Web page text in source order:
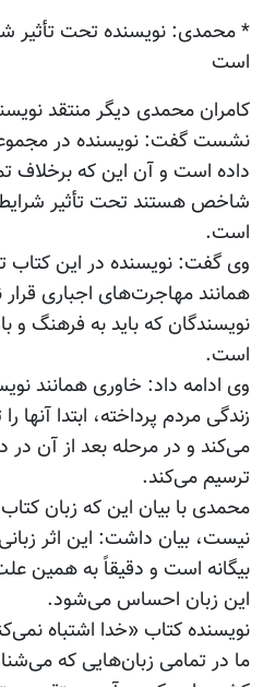
* محمدی: نویسنده تحت تأثیر
است
کامران محمدی دیگر منتقد
نشست گفت: نویسنده در
داده است و آن این که برخلاف
شاخص هستند تحت تأثیر شرایط
است.
وی گفت: نویسنده در این کتاب
همانند مهاجرت‌های اجباری قرار
نویسندگان که باید به فرهنگ و
است.
وی ادامه داد: خاوری همانند
زندگی مردم پرداخته، ابتدا
می‌کند و در مرحله بعد از آن در
ترسیم می‌کند.
محمدی با بیان این که زبان
نیست، بیان داشت: این اثر
بیگانه است و دقیقاً به همین
این زبان احساس می‌شود.
نویسنده کتاب «خدا اشتباه
ما در تمامی زبان‌هایی که